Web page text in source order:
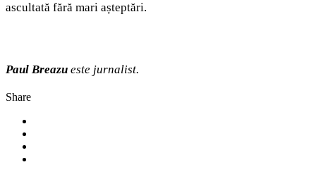
ascultată fără mari așteptări.
Paul Breazu este jurnalist.
Share